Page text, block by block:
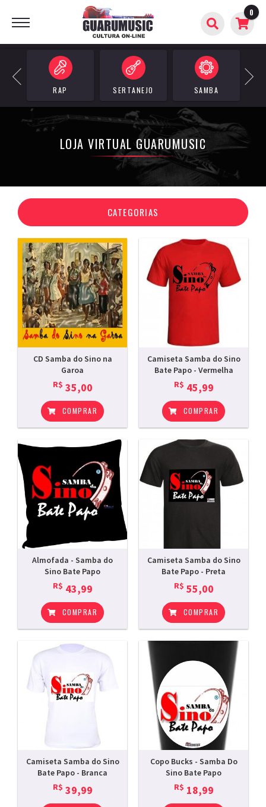
0
Previous
RAP SERTANEJO SAMBA
Next
BUSCAR
LOJA VIRTUAL GUARUMUSIC
CATEGORIAS
CD Samba do Sino na
Garoa
R$ 35,00
COMPRAR
Camiseta Samba do Sino
Bate Papo - Vermelha
R$ 45,99
COMPRAR
Almofada - Samba do
Sino Bate Papo
R$ 43,99
COMPRAR
Camiseta Samba do Sino
Bate Papo - Preta
R$ 55,00
COMPRAR
Camiseta Samba do Sino
Bate Papo - Branca
R$ 39,99
Copo Bucks - Samba Do
Sino Bate Papo
R$ 18,99